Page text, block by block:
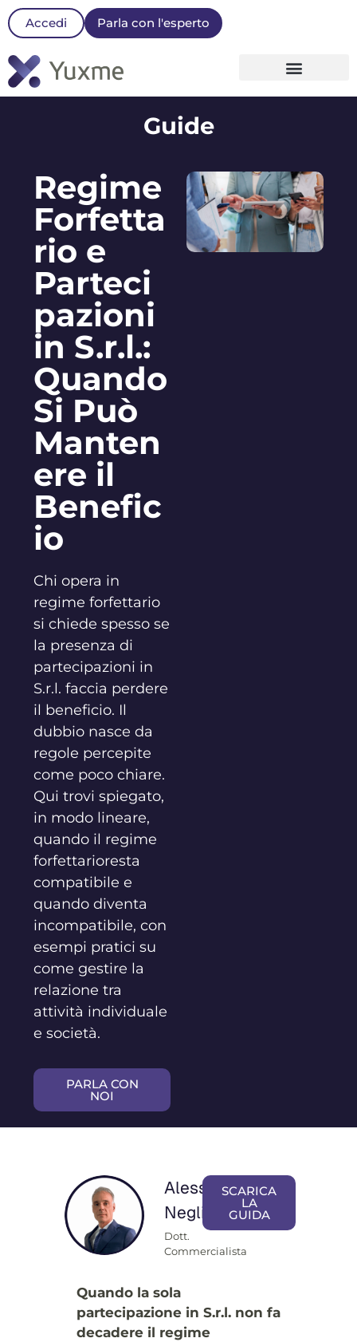
Accedi Parla con l'esperto
Guide
Regime
Forfetta
rio e
Parteci
pazioni
in S.r.l.:
Quando
Si Può
Manten
ere il
Benefic
io
Chi opera in
regime forfettario
si chiede spesso se
la presenza di
partecipazioni in
S.r.l. faccia perdere
il beneficio. Il
dubbio nasce da
regole percepite
come poco chiare.
Qui trovi spiegato,
in modo lineare,
quando il regime
forfettarioresta
compatibile e
quando diventa
incompatibile, con
esempi pratici su
come gestire la
relazione tra
attività individuale
e società.
PARLA CON
NOI
Alessandro
Neglia
Dott.
Commercialista
SCARICA
LA
GUIDA
Quando la sola
partecipazione in S.r.l. non fa
decadere il regime